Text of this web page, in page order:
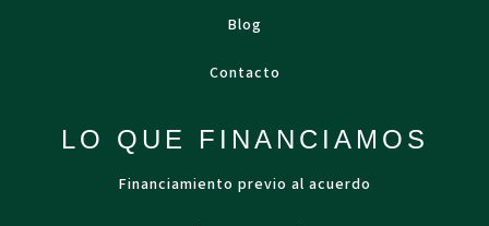
Blog
Contacto
LO QUE FINANCIAMOS
Financiamiento previo al acuerdo